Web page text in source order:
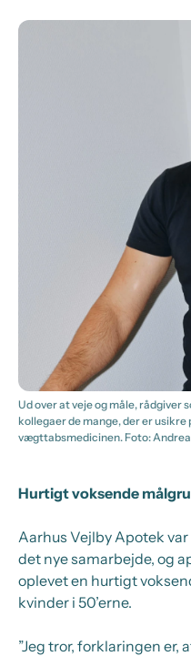
Ud over at veje og måle, rådgiver
kollegaer de mange, der er
vægttabsmedicinen. Foto:
Hurtigt voksende
Aarhus Vejlby Apotek
det nye samarbejde, og
oplevet en hurtigt
kvinder i 50’erne.
”Jeg tror, forklaringen er,